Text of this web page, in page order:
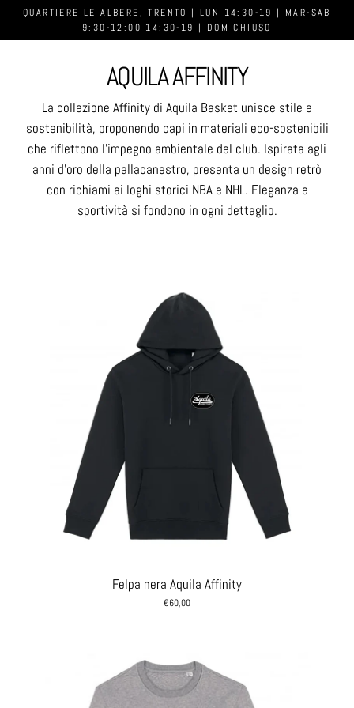
QUARTIERE LE ALBERE, TRENTO | LUN 14:30-19 | MAR-SAB
9:30-12:00 14:30-19 | DOM CHIUSO
AQUILA AFFINITY
La collezione Affinity di Aquila Basket unisce stile e
sostenibilità, proponendo capi in materiali eco-sostenibili
che riflettono l’impegno ambientale del club. Ispirata agli
anni d’oro della pallacanestro, presenta un design retrò
con richiami ai loghi storici NBA e NHL. Eleganza e
sportività si fondono in ogni dettaglio.
Felpa nera Aquila Affinity
€60,00